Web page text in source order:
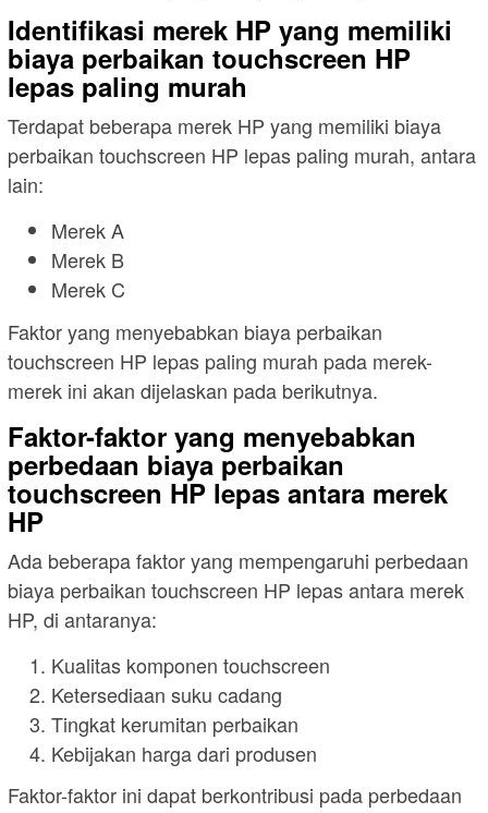
Identifikasi merek HP yang memiliki
biaya perbaikan touchscreen HP
lepas paling murah
Terdapat beberapa merek HP yang memiliki biaya
perbaikan touchscreen HP lepas paling murah, antara
lain:
Merek A
Merek B
Merek C
Faktor yang menyebabkan biaya perbaikan
touchscreen HP lepas paling murah pada merek-
merek ini akan dijelaskan pada berikutnya.
Faktor-faktor yang menyebabkan
perbedaan biaya perbaikan
touchscreen HP lepas antara merek
HP
Ada beberapa faktor yang mempengaruhi perbedaan
biaya perbaikan touchscreen HP lepas antara merek
HP, di antaranya:
Kualitas komponen touchscreen
Ketersediaan suku cadang
Tingkat kerumitan perbaikan
Kebijakan harga dari produsen
Faktor-faktor ini dapat berkontribusi pada perbedaan